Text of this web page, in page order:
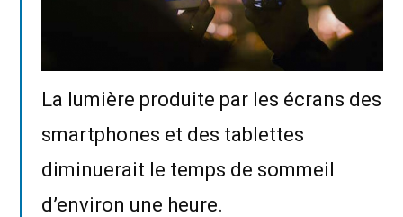
La lumière produite par les écrans des
smartphones et des tablettes
diminuerait le temps de sommeil
d’environ une heure.